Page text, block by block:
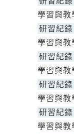
學習與教
研習紀錄
學習與教
研習紀錄
學習與教
研習紀錄
學習與教
研習紀錄
學習與教